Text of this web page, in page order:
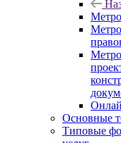
Основные
Типовые